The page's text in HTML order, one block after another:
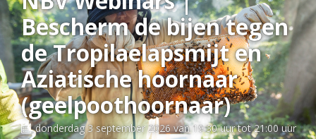
Bescherm de bijen tegen
de Tropilaelapsmijt en
Aziatische hoornaar
(geelpoothoornaar)
donderdag 3 september 2026 van 19:30 uur tot 21:00 uur